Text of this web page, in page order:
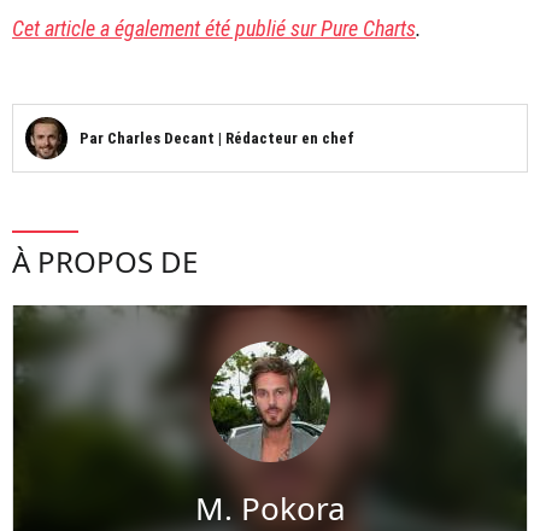
Cet article a également été publié sur Pure Charts.
Par Charles Decant | Rédacteur en chef
À PROPOS DE
M. Pokora